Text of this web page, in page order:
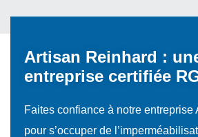
Artisan Reinhard :
entreprise certifiée
Faites confiance à notre entreprise
pour s’occuper de